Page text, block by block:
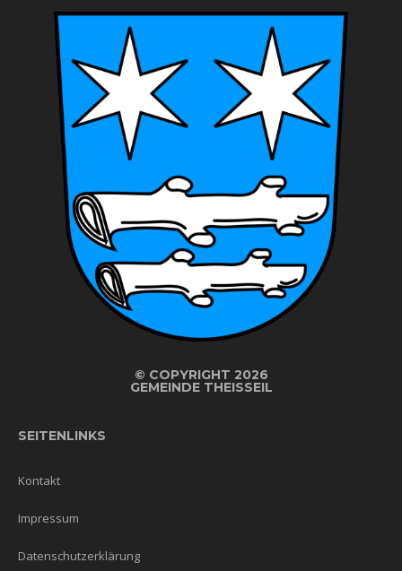
© COPYRIGHT 2026
GEMEINDE THEISSEIL
SEITENLINKS
Kontakt
Impressum
Datenschutzerklärung